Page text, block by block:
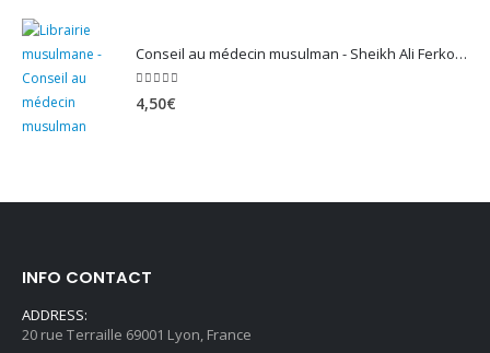
Conseil au médecin musulman - Sheikh Ali Ferkous
5.00sur 5
4,50€
INFO CONTACT
ADDRESS:
20 rue Terraille 69001 Lyon, France